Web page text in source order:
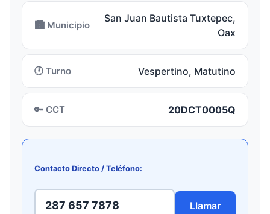
🏙️ Municipio
San Juan Bautista Tuxtepec,
Oax
🕐 Turno Vespertino, Matutino
🔑 CCT 20DCT0005Q
Contacto Directo / Teléfono:
287 657 7878 Llamar